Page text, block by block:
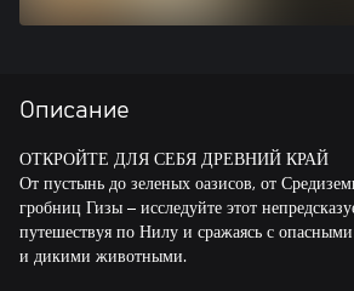
Описание
ОТКРОЙТЕ ДЛЯ СЕБЯ ДРЕВНИЙ КРАЙ
От пустынь до зеленых оазисов, от
гробниц Гизы – исследуйте этот
путешествуя по Нилу и сражаясь с
и дикими животными.